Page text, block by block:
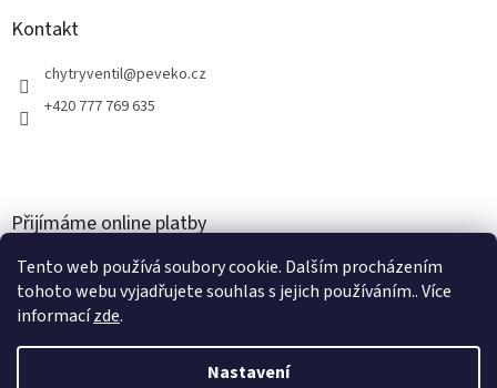
Tento web používá soubory cookie. Dalším procházením
tohoto webu vyjadřujete souhlas s jejich používáním.. Více
informacízde.
Nastavení
Kontakt
chytryventil@peveko.cz
+420 777 769 635
Přijímáme online platby
Vytvořil Shoptet